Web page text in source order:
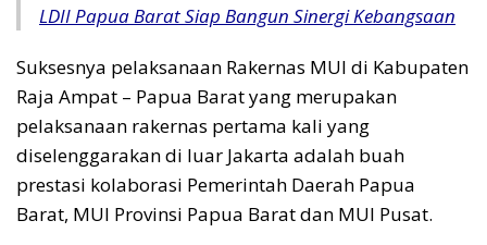
LDII Papua Barat Siap Bangun Sinergi Kebangsaan
Suksesnya pelaksanaan Rakernas MUI di Kabupaten
Raja Ampat – Papua Barat yang merupakan
pelaksanaan rakernas pertama kali yang
diselenggarakan di luar Jakarta adalah buah
prestasi kolaborasi Pemerintah Daerah Papua
Barat, MUI Provinsi Papua Barat dan MUI Pusat.